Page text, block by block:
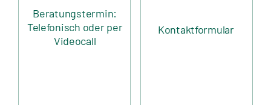
Beratungstermin:
Telefonisch oder per
Videocall
Kontaktformular